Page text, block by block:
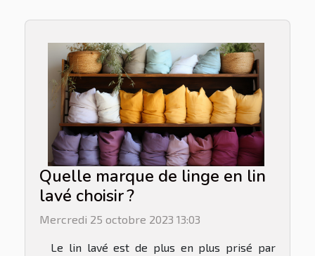
Quelle marque de linge en lin
lavé choisir ?
Mercredi 25 octobre 2023 13:03
Le lin lavé est de plus en plus prisé par